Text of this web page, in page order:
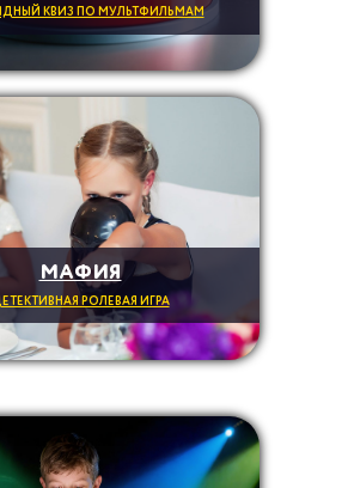
МАФИЯ
РОЛЕВАЯ ИГРА
КВИЗ ПО МУЛЬТФИЛЬМАМ